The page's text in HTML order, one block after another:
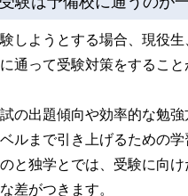
しようとする場合、現役
通って受験対策をすること
の出題傾向や効率的な勉強
ルまで引き上げるための
と独学とでは、受験に向け
差がつきます。